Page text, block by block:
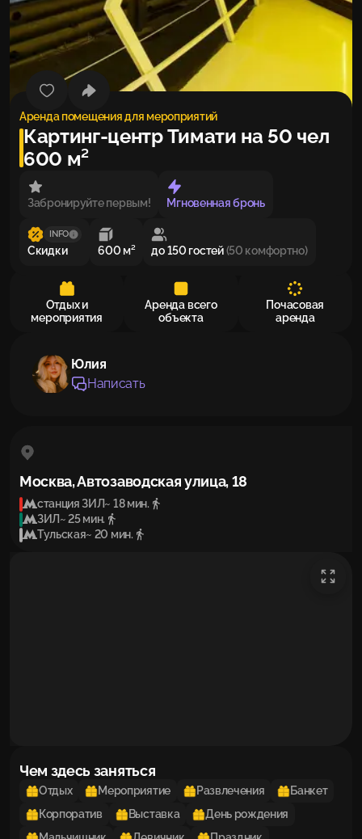
Все фото
Аренда помещения для мероприятий
Картинг-центр Тимати на 50 чел
600 м²
Забронируйте первым! Мгновенная бронь
INFO
Скидки 600 м² до 150 гостей(50 комфортно)
Отдых и
мероприятия
Аренда всего
объекта
Почасовая
аренда
Юлия
Написать
Москва, Автозаводская улица, 18
станция ЗИЛ~ 18 мин.
ЗИЛ~ 25 мин.
Тульская~ 20 мин.
Чем здесь заняться
Отдых Мероприятие Развлечения
Банкет
Корпоратив
Выставка
День рождения